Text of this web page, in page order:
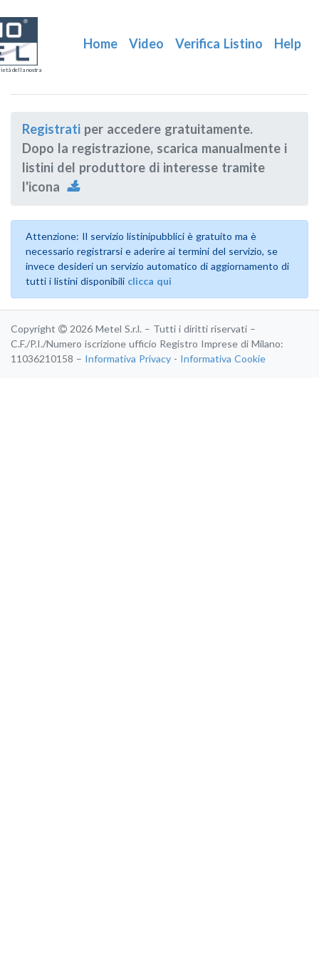
della nostra
Home Video Verifica Listino Help
Registrati per accedere gratuitamente.
Dopo la registrazione, scarica manualmente i
listini del produttore di interesse tramite
l'icona
Attenzione: Il servizio listinipubblici è gratuito ma è
necessario registrarsi e aderire ai termini del servizio, se
invece desideri un servizio automatico di aggiornamento di
tutti i listini disponibili clicca qui
Copyright
2026 Metel S.r.l. – Tutti i diritti riservati –
C.F./P.I./Numero iscrizione ufficio Registro Imprese di Milano:
11036210158 –
Informativa Privacy - Informativa Cookie